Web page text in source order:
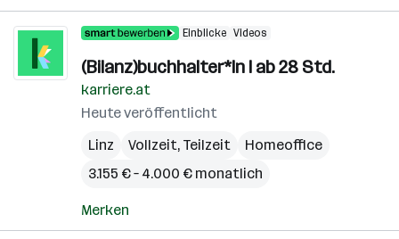
Einblicke Videos
(Bilanz)buchhalter*In I ab 28 Std.
karriere.at
Heute veröffentlicht
Linz
Vollzeit, Teilzeit
Homeoffice
3.155 € – 4.000 € monatlich
Merken